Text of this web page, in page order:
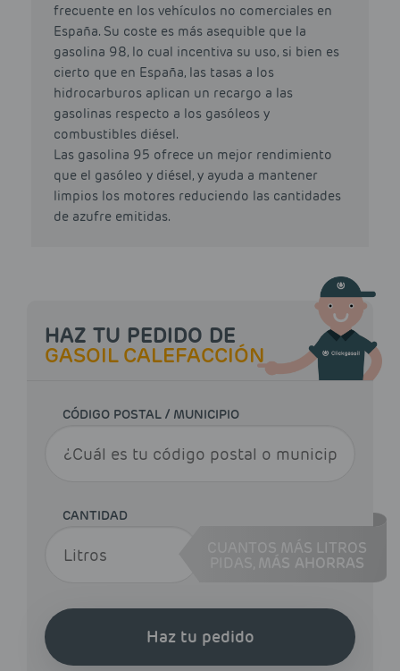
frecuente en los vehículos no comerciales en
España. Su coste es más asequible que la
gasolina 98, lo cual incentiva su uso, si bien es
cierto que en España, las tasas a los
hidrocarburos aplican un recargo a las
gasolinas respecto a los gasóleos y
combustibles diésel.
Las gasolina 95 ofrece un mejor rendimiento
que el gasóleo y diésel, y ayuda a mantener
limpios los motores reduciendo las cantidades
de azufre emitidas.
HAZ TU PEDIDO DE
GASOIL CALEFACCIÓN
CÓDIGO POSTAL / MUNICIPIO
CANTIDAD
CUANTOS MÁS LITROS
MÁS AHORRAS
Haz tu pedido